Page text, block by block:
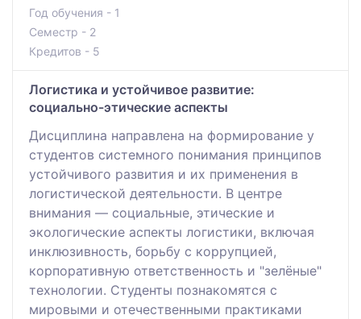
Год обучения - 1
Семестр - 2
Кредитов - 5
Логистика и устойчивое развитие:
социально-этические аспекты
Дисциплина направлена на формирование у
студентов системного понимания принципов
устойчивого развития и их применения в
логистической деятельности. В центре
внимания — социальные, этические и
экологические аспекты логистики, включая
инклюзивность, борьбу с коррупцией,
корпоративную ответственность и "зелёные"
технологии. Студенты познакомятся с
мировыми и отечественными практиками